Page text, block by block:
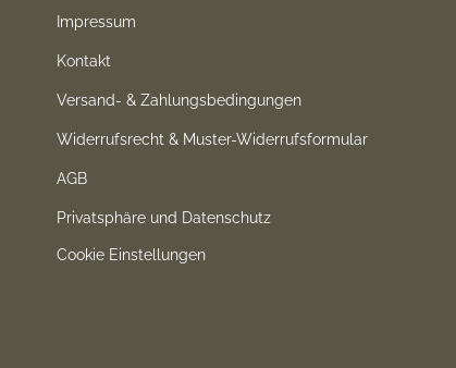
Impressum
Kontakt
Versand- & Zahlungsbedingungen
Widerrufsrecht & Muster-Widerrufsformular
AGB
Privatsphäre und Datenschutz
Cookie Einstellungen